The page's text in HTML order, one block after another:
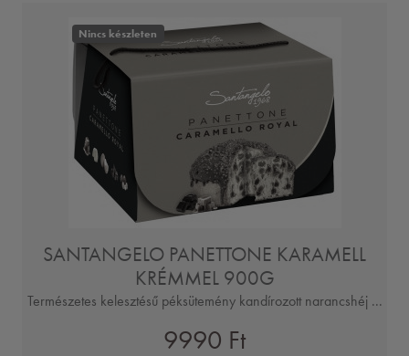
Nincs készleten
SANTANGELO PANETTONE KARAMELL
KRÉMMEL 900G
Természetes kelesztésű péksütemény kandírozott narancshéj ...
9990 Ft